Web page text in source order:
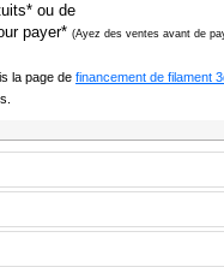
ou de
payer* (Ayez des ventes avant de
la page de financement de filament